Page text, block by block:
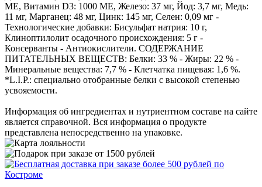
ME, Витамин D3: 1000 ME, Железо: 37 мг, Йод: 3,7 мг, Медь:
11 мг, Марганец: 48 мг, Цинк: 145 мг, Ceлeн: 0,09 мг -
Технологические добавки: Бисульфат натрия: 10 г,
Клиноптилолит осадочного происхождения: 5 г -
Консерванты - Антиокислители. СОДЕРЖАНИЕ
ПИТАТЕЛЬНЫХ ВЕЩЕСТВ: Белки: 33 % - Жиры: 22 % -
Минеральные вещества: 7,7 % - Клетчатка пищевая: 1,6 %.
*L.I.P.: специально отобранные белки с высокой степенью
усвояемости.
Информация об ингредиентах и нутриентном составе на сайте
является справочной. Вся информация о продукте
представлена непосредственно на упаковке.